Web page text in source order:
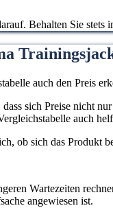
Behalten Sie
auch den Preis
sich Preise nicht
auch
ob sich das Produkt
Wartezeiten
angewiesen ist.